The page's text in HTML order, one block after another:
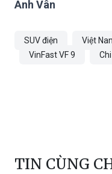
Ánh Vân
SUV điện Việt
VinFast VF 9
TIN CÙNG